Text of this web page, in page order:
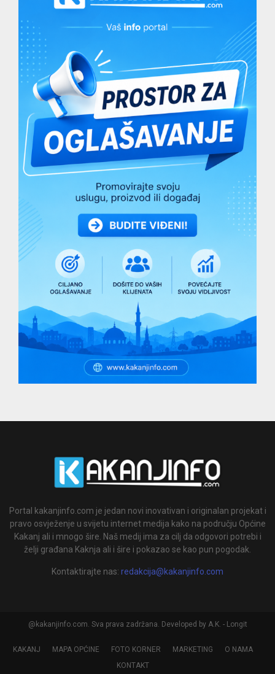
Portal kakanjinfo.com je jedan novi inovativan i originalan projekat i
pravo osvježenje u svijetu internet medija kako na području Općine
Kakanj ali i mnogo šire. Naš medij ima za cilj da odgovori potrebi i
želji građana Kaknja ali i šire i pokazao se kao pun pogodak.
Kontaktirajte nas: redakcija@kakanjinfo.com
@kakanjinfo.com. Sva prava zadržana. Developed by A.K. - Longit
KAKANJ MAPA OPĆINE FOTO KORNER MARKETING
O NAMA
KONTAKT